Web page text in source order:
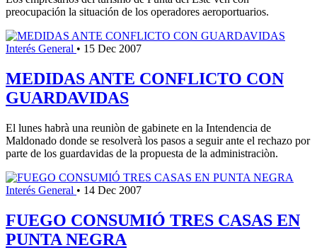
preocupación la situación de los operadores aeroportuarios.
Interés General • 15 Dec 2007
MEDIDAS ANTE CONFLICTO CON
GUARDAVIDAS
El lunes habrà una reuniòn de gabinete en la Intendencia de
Maldonado donde se resolverà los pasos a seguir ante el rechazo por
parte de los guardavidas de la propuesta de la administraciòn.
Interés General • 14 Dec 2007
FUEGO CONSUMIÓ TRES CASAS EN
PUNTA NEGRA